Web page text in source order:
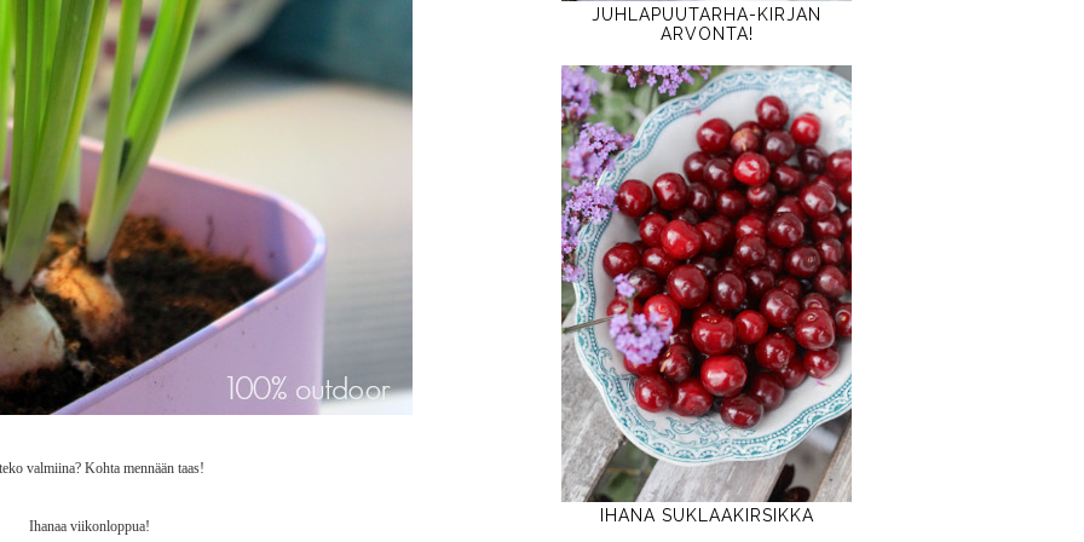
valmiina? Kohta mennään taas!
Ihanaa viikonloppua!
JUHLAPUUTARHA-KIRJAN
ARVONTA!
IHANA SUKLAAKIRSIKKA